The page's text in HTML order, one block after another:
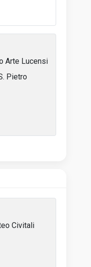
Arte Lucensi
Pietro
Civitali